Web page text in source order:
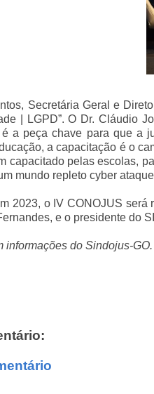
Secretária Geral e
| LGPD”. O Dr. Cláudio
a peça chave para que a
a capacitação é o
capacitado pelas escolas,
mundo repleto cyber
2023, o IV CONOJUS será
e o presidente do
informações do Sindojus-GO.